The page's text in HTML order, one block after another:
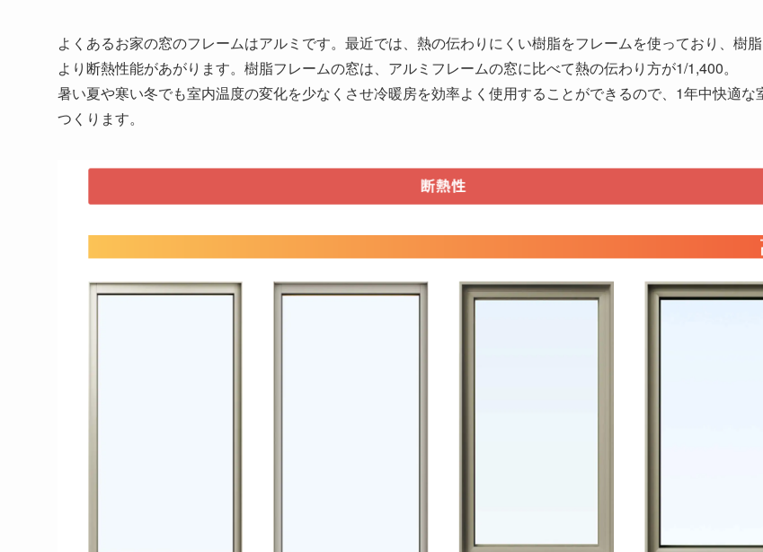
よくあるお家の窓のフレームはアルミです。最近では、熱の伝わりにくい樹脂をフレームを使っており、樹脂
より断熱性能があがります。樹脂フレームの窓は、アルミフレームの窓に比べて熱の伝わり方が1/1,400。
暑い夏や寒い冬でも室内温度の変化を少なくさせ冷暖房を効率よく使用することができるので、1年中快適な
つくります。